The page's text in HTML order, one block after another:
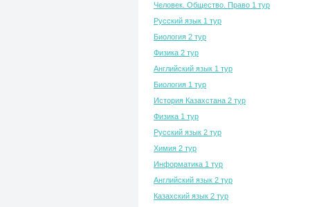
Человек. Общество. Право 1 тур
Русский язык 1 тур
Биология 2 тур
Физика 2 тур
Английский язык 1 тур
Биология 1 тур
История Казахстана 2 тур
Физика 1 тур
Русский язык 2 тур
Химия 2 тур
Информатика 1 тур
Английский язык 2 тур
Казахский язык 2 тур